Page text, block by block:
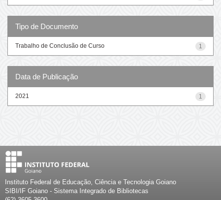
Tipo de Documento
1
Trabalho de Conclusão de Curso
Data de Publicação
1
2021
Instituto Federal de Educação, Ciência e Tecnologia Goiano
SIBI/IF Goiano - Sistema Integrado de Bibliotecas